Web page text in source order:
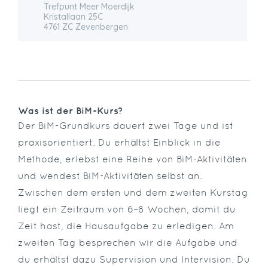
Trefpunt Meer Moerdijk
Kristallaan 25C
4761 ZC Zevenbergen
Was ist der BiM-Kurs?
Der BiM-Grundkurs dauert zwei Tage und ist
praxisorientiert. Du erhältst Einblick in die
Methode, erlebst eine Reihe von BiM-Aktivitäten
und wendest BiM-Aktivitäten selbst an.
Zwischen dem ersten und dem zweiten Kurstag
liegt ein Zeitraum von 6–8 Wochen, damit du
Zeit hast, die Hausaufgabe zu erledigen. Am
zweiten Tag besprechen wir die Aufgabe und
du erhältst dazu Supervision und Intervision. Du